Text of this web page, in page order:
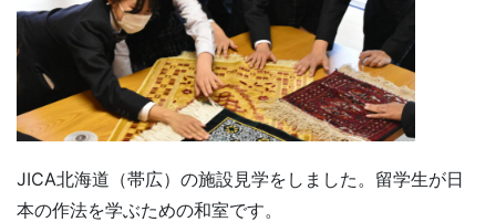
JICA北海道（帯広）の施設見学をしました。留学生が日
本の作法を学ぶための和室です。